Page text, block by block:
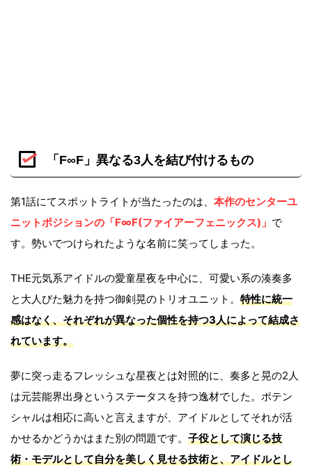
「F∞F」異なる3人を結び付けるもの
第1話にてスポットライトが当たったのは、 本作のセンターユ
ニットポジションの「F∞F(ファイアーフェニックス)」 で
す。勢いでつけられたような名前に笑ってしまった。
THE元気系アイドルの愛童星夜を中心に、可愛い系の湊奏多
と大人びた魅力を持つ御剣晃のトリオユニット。 特性に統一
感はなく、それぞれが異なった個性を持つ3人によって結成さ
れています。
夢に突っ走るフレッシュな星夜とは対照的に、奏多と晃の2人
は元芸能界出身というステータスを持つ逸材でした。ポテン
シャルは相応に高いと言えますが、アイドルとしてそれが活
かせるかどうかはまた別の問題です。 子役として演じる技
術・モデルとして自分を美しく見せる技術と、アイドルとし